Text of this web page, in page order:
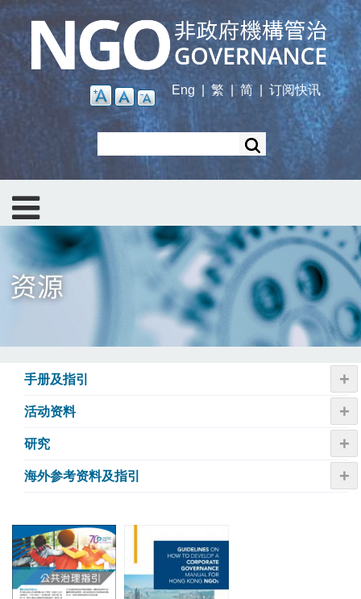
Skip
main
content
Eng
繁 | 简 订阅快讯
手册及指引 +
活动资​​料 +
研究 +
海外参考资料及指引 +